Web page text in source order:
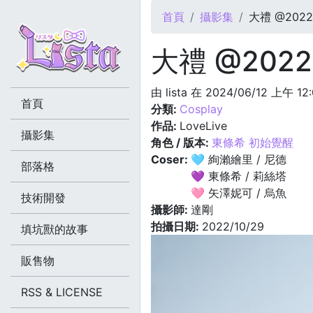
您在這裡
首頁 攝影集 大禮
大禮
由 lista 在 2024/06/12 上午
分類: Cosplay
作品: LoveLive
角色 / 版本: 東條希 初始覺醒
Coser: 🩵 絢瀨繪里 / 尼德
💜 東條希 / 莉絲塔
🩷 矢澤妮可 / 烏魚
攝影師: 達剛
拍攝日期: 2022/10/29
首頁
攝影集
部落格
技術開發
填坑獸的故事
販售物
RSS & LICENSE